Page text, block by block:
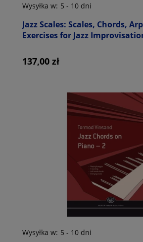
Jazz Scales: Scales, Chords,
Exercises for Jazz
improwizacji
Wysyłka w: 5 - 10 dni
137,00 zł
Wysyłka w: 5 - 10 dni